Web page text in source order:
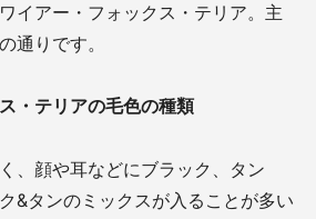
イアー・フォックス・テリア。主
通りです。
・テリアの毛色の種類
、顔や耳などにブラック、タン
&タンのミックスが入ることが多い